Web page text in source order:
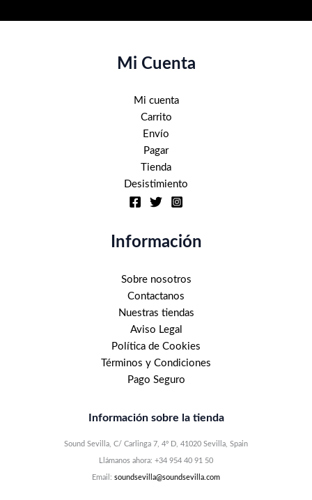
Mi Cuenta
Mi cuenta
Carrito
Envío
Pagar
Tienda
Desistimiento
Información
Sobre nosotros
Contactanos
Nuestras tiendas
Aviso Legal
Política de Cookies
Términos y Condiciones
Pago Seguro
Información sobre la tienda
Sound Sevilla, C/ Carlinga 7, 4º D, 41020 Sevilla, Spain
Llámanos ahora: +34 954 40 91 50
Email: soundsevilla@soundsevilla.com